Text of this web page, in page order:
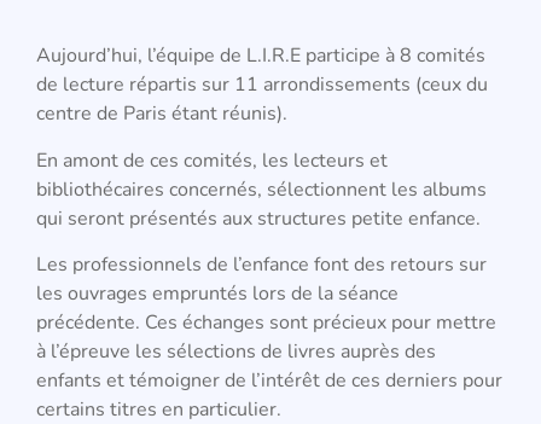
Aujourd’hui, l’équipe de L.I.R.E participe à 8 comités
de lecture répartis sur 11 arrondissements (ceux du
centre de Paris étant réunis).
En amont de ces comités, les lecteurs et
bibliothécaires concernés, sélectionnent les albums
qui seront présentés aux structures petite enfance.
Les professionnels de l’enfance font des retours sur
les ouvrages empruntés lors de la séance
précédente. Ces échanges sont précieux pour mettre
à l’épreuve les sélections de livres auprès des
enfants et témoigner de l’intérêt de ces derniers pour
certains titres en particulier.